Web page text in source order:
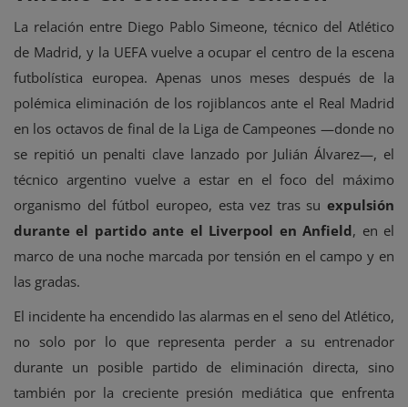
La relación entre Diego Pablo Simeone, técnico del Atlético
de Madrid, y la UEFA vuelve a ocupar el centro de la escena
futbolística europea. Apenas unos meses después de la
polémica eliminación de los rojiblancos ante el Real Madrid
en los octavos de final de la Liga de Campeones —donde no
se repitió un penalti clave lanzado por Julián Álvarez—, el
técnico argentino vuelve a estar en el foco del máximo
organismo del fútbol europeo, esta vez tras su expulsión
durante el partido ante el Liverpool en Anfield, en el
marco de una noche marcada por tensión en el campo y en
las gradas.
El incidente ha encendido las alarmas en el seno del Atlético,
no solo por lo que representa perder a su entrenador
durante un posible partido de eliminación directa, sino
también por la creciente presión mediática que enfrenta